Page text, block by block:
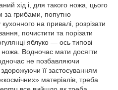
хід і, для такого ножа, цього
за грибами, попутно
на привалі, розрізати
почистити та порізати
яблуко — ось типові
ножа. Водночас мати досягти
не позбавляючи
її застосуванням
матеріалів, треба